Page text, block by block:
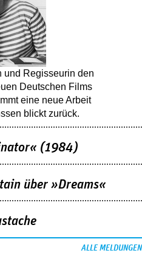
und Regisseurin den
Deutschen Films
eine neue Arbeit
blickt zurück.
(1984)
über »Dreams«
ALLE MELDUNGEN